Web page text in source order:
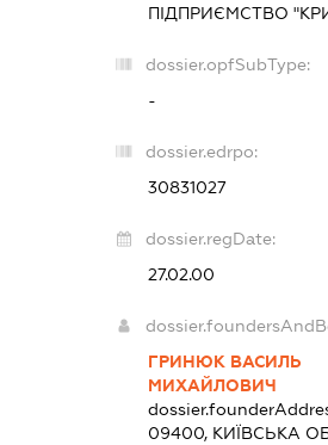
ПІДПРИЄМСТВО
dossier.opfSubType:
-
dossier.edrpo:
30831027
dossier.regDate:
27.02.00
ГРИНЮК ВАСИЛЬ
МИХАЙЛОВИЧ
09400, КИЇВСЬКА